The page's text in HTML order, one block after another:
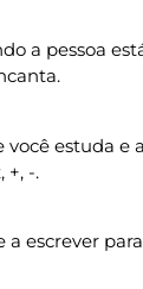
a pessoa
você estuda e
+, -.
escrever